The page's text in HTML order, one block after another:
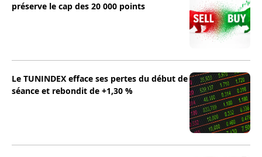
préserve le cap des 20 000 points
Le TUNINDEX efface ses pertes du début de
séance et rebondit de +1,30 %